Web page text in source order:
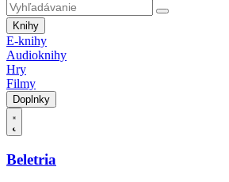
Knihy
E-knihy
Audioknihy
Hry
Filmy
Doplnky
Beletria